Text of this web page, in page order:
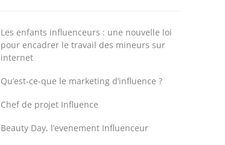
Les enfants influenceurs : une nouvelle loi
pour encadrer le travail des mineurs sur
internet
Qu’est-ce-que le marketing d’influence ?
Chef de projet Influence
Beauty Day, l’evenement Influenceur